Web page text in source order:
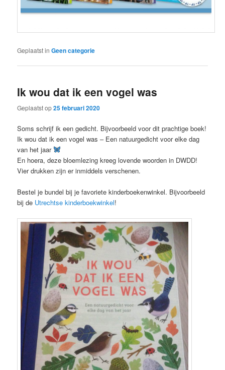
Geplaatst in Geen categorie
Ik wou dat ik een vogel was
Geplaatst op25 februari 2020
Soms schrijf ik een gedicht. Bijvoorbeeld voor dit prachtige boek!
Ik wou dat ik een vogel was – Een natuurgedicht voor elke dag
van het jaar
En hoera, deze bloemlezing kreeg lovende woorden in DWDD!
Vier drukken zijn er inmiddels verschenen.
Bestel je bundel bij je favoriete kinderboekenwinkel. Bijvoorbeeld
bij de Utrechtse kinderboekwinkel!